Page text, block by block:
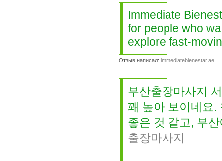
Immediate
for people who
explore fast-
Отзыв написал: immediatebienestar.ae
부산출장마사지
꽤 높아 보이네요.
좋은 것 같고, 부
출장마사지